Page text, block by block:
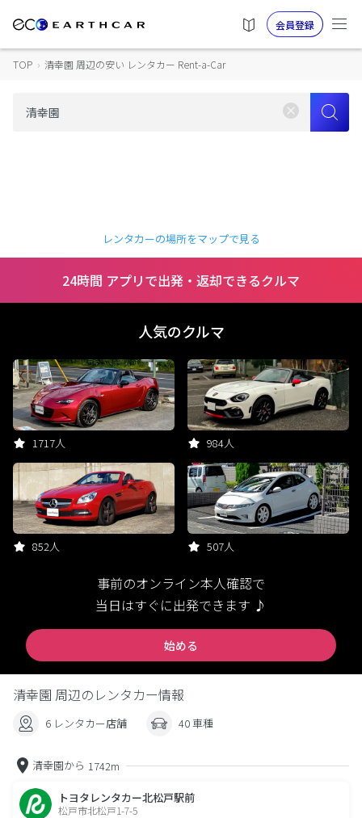
会員登録
TOP › 清幸園 周辺の安い レンタカー Rent-a-Car
レンタカーの場所をマップで見る
24時間 アプリで出発・返却できるクルマ
人気のクルマ
1717人 984人
852人 507人
事前のオンライン本人確認で
当日はすぐに出発できます ♪
始める
清幸園 周辺のレンタカー情報
6 レンタカー店舗 40 車種
清幸園から 1742m
トヨタレンタカー北松戸駅前
松戸市北松戸1-7-5